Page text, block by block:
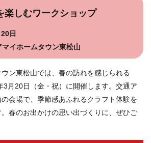
楽しむワークショップ
日
イホームタウン東松山
ン東松山では、春の訪れを感じられる
3月20日（金・祝）に開催します。交通ア
会場で、季節感あふれるクラフト体験を
春のお出かけの思い出づくりに、ぜひご